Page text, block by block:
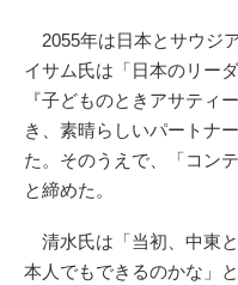
2055年は日本とサウジ
イサム氏は「日本のリー
『子どものときアサティ
き、素晴らしいパートナ
た。そのうえで、「コン
と締めた。
清水氏は「当初、中東
本人でもできるのかな」